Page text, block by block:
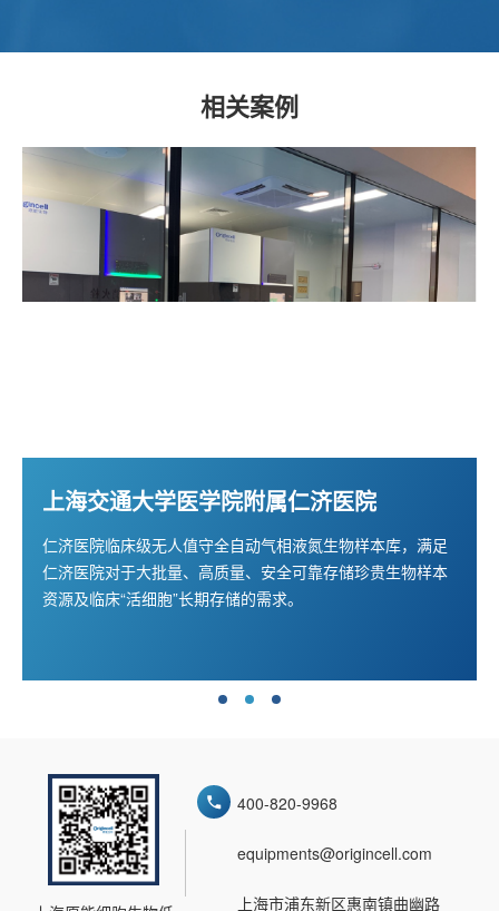
相关案例
上海交通大学医学院附属仁济医院
仁济医院临床级无人值守全自动气相液氮生物样本库，满足
仁济医院对于大批量、高质量、安全可靠存储珍贵生物样本
资源及临床“活细胞”长期存储的需求。
400-820-9968
equipments@origincell.com
上海市浦东新区惠南镇曲幽路